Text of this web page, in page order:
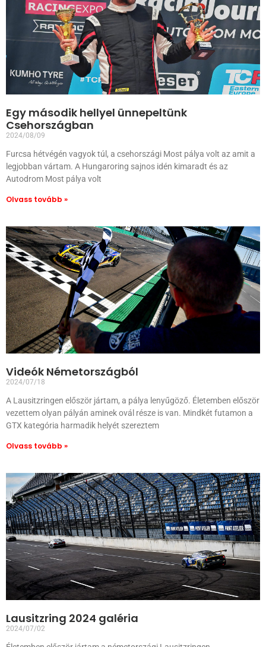
Egy második hellyel ünnepeltünk
Csehországban
2024/08/09
Furcsa hétvégén vagyok túl, a csehországi Most pálya volt az amit a
legjobban vártam. A Hungaroring sajnos idén kimaradt és az
Autodrom Most pálya volt
Olvass tovább »
Videók Németországból
2024/07/18
A Lausitzringen először jártam, a pálya lenyűgöző. Életemben először
vezettem olyan pályán aminek ovál része is van. Mindkét futamon a
GTX kategória harmadik helyét szereztem
Olvass tovább »
Lausitzring 2024 galéria
2024/07/02